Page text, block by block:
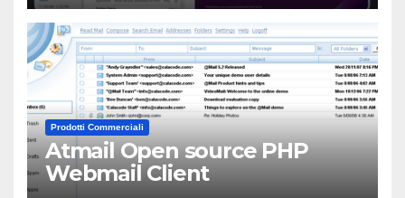
Prodotti Commerciali
Atmail Open source PHP
Webmail Client